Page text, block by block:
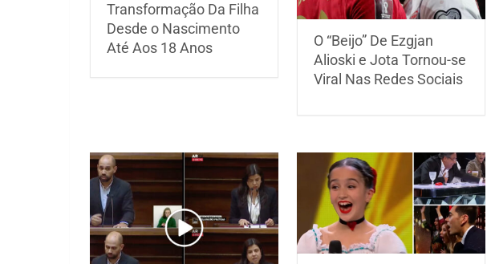
Transformação Da Filha
Desde o Nascimento
Até Aos 18 Anos
O “Beijo” De Ezgjan
Alioski e Jota Tornou-se
Viral Nas Redes Sociais